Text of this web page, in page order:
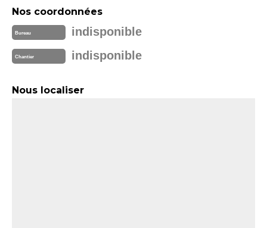
Nos coordonnées
Bureau indisponible
Chantier indisponible
Nous localiser